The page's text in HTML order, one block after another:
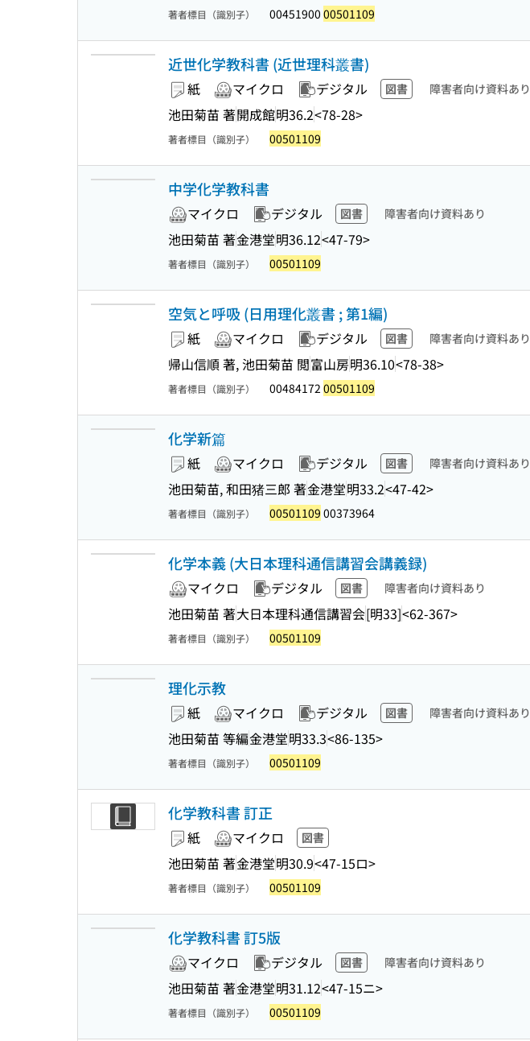
著者標目（識別子） 00451900 00501109
近世化学教科書 (近世理科叢書)
紙 マイクロ デジタル 図書 障害者向け資料あり
池田菊苗 著開成館明36.2<78-28>
著者標目（識別子） 00501109
中学化学教科書
マイクロ デジタル 図書 障害者向け資料あり
池田菊苗 著金港堂明36.12<47-79>
著者標目（識別子） 00501109
空気と呼吸 (日用理化叢書 ; 第1編)
紙 マイクロ デジタル 図書 障害者向け資料あり
帰山信順 著, 池田菊苗 閲富山房明36.10<78-38>
著者標目（識別子） 00484172 00501109
化学新篇
紙 マイクロ デジタル 図書 障害者向け資料あり
池田菊苗, 和田猪三郎 著金港堂明33.2<47-42>
著者標目（識別子） 00501109 00373964
化学本義 (大日本理科通信講習会講義録)
マイクロ デジタル 図書 障害者向け資料あり
池田菊苗 著大日本理科通信講習会[明33]<62-367>
著者標目（識別子） 00501109
理化示教
紙 マイクロ デジタル 図書 障害者向け資料あり
池田菊苗 等編金港堂明33.3<86-135>
著者標目（識別子） 00501109
化学教科書 訂正
紙 マイクロ 図書
池田菊苗 著金港堂明30.9<47-15ロ>
著者標目（識別子） 00501109
化学教科書 訂5版
マイクロ デジタル 図書 障害者向け資料あり
池田菊苗 著金港堂明31.12<47-15ニ>
著者標目（識別子） 00501109